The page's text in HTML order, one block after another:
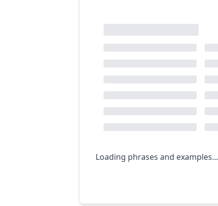
Loading phrases and examples...